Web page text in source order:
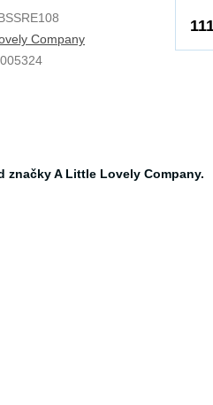
Company
značky A Little Lovely Company.